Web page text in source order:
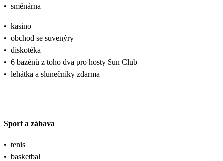
• směnárna
• kasino
• obchod se suvenýry
• diskotéka
• 6 bazénů z toho dva pro hosty Sun Club
• lehátka a slunečníky zdarma
Sport a zábava
• tenis
• basketbal